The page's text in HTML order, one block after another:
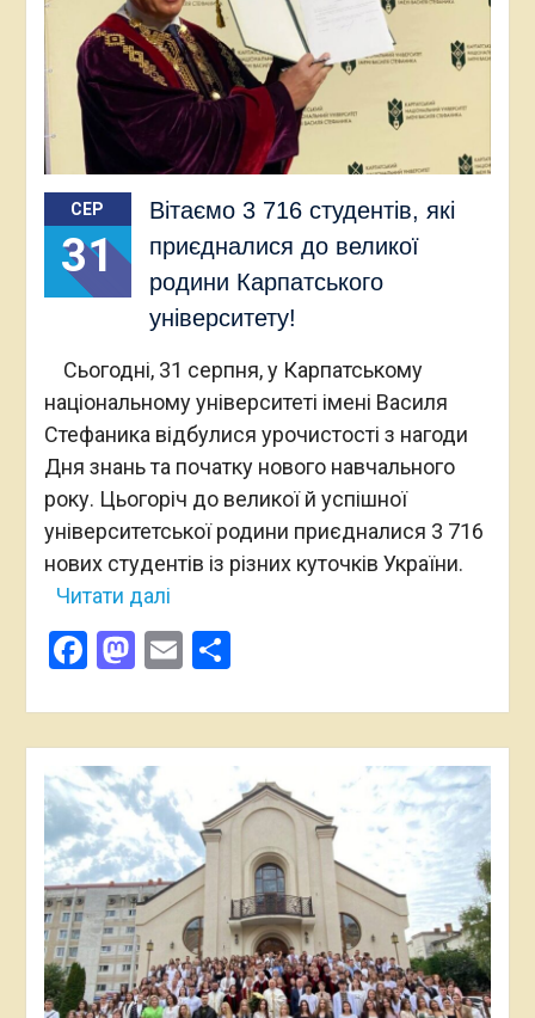
СЕР
31
Вітаємо 3 716 студентів, які
приєдналися до великої
родини Карпатського
університету!
Сьогодні, 31 серпня, у Карпатському
національному університеті імені Василя
Стефаника відбулися урочистості з нагоди
Дня знань та початку нового навчального
року. Цьогоріч до великої й успішної
університетської родини приєдналися 3 716
нових студентів із різних куточків України.
Читати далі
Facebook
Mastodon
EmailПоділитися